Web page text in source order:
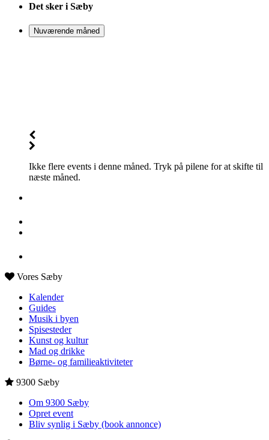
Det sker i Sæby
Nuværende måned
Ikke flere events i denne måned. Tryk på pilene for at skifte til
næste måned.
Vores Sæby
Kalender
Guides
Musik i byen
Spisesteder
Kunst og kultur
Mad og drikke
Børne- og familieaktiviteter
9300 Sæby
Om 9300 Sæby
Opret event
Bliv synlig i Sæby (book annonce)